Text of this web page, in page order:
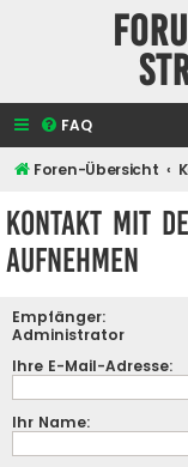
FAQ
Foren-Übersicht
Kontakt mit
aufnehmen
Empfänger:
Administrator
Ihre E-Mail-Adresse:
Ihr Name: